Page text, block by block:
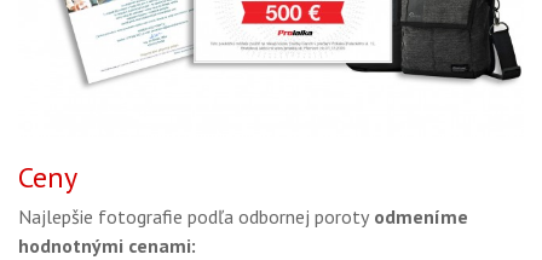
Ceny
Najlepšie fotografie podľa odbornej poroty odmeníme
hodnotnými cenami: